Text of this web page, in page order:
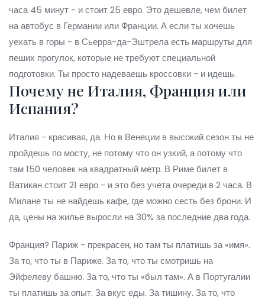
часа 45 минут - и стоит 25 евро. Это дешевле, чем билет
на автобус в Германии или Франции. А если ты хочешь
уехать в горы - в Сьерра-да-Эштрела есть маршруты для
пеших прогулок, которые не требуют специальной
подготовки. Ты просто надеваешь кроссовки - и идешь.
Почему не Италия, Франция или
Испания?
Италия - красивая, да. Но в Венеции в высокий сезон ты не
пройдешь по мосту, не потому что он узкий, а потому что
там 150 человек на квадратный метр. В Риме билет в
Ватикан стоит 21 евро - и это без учета очереди в 2 часа. В
Милане ты не найдешь кафе, где можно сесть без брони. И
да, цены на жилье выросли на 30% за последние два года.
Франция? Париж - прекрасен, но там ты платишь за «имя».
За то, что ты в Париже. За то, что ты смотришь на
Эйфелеву башню. За то, что ты «был там». А в Португалии
ты платишь за опыт. За вкус еды. За тишину. За то, что